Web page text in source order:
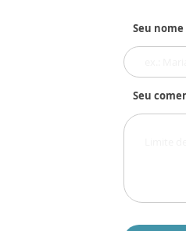
Seu nome
Seu